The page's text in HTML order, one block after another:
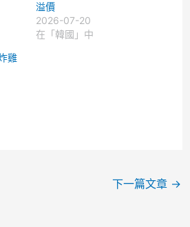
溢價
2026-07-20
在「韓國」中
雞
下一篇文章 →